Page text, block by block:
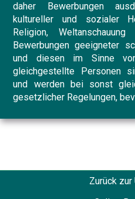
daher Bewerbungen
kultureller und sozialer
Religion,
Bewerbungen geeigneter
und diesen im Sinne
gleichgestellte Personen
und werden bei sonst
gesetzlicher Regelungen,
Zurück